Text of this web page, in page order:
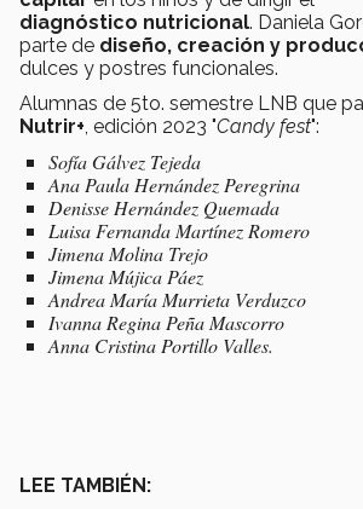
diagnóstico nutricional. Daniela
parte de diseño, creación y
dulces y postres funcionales.
Alumnas de 5to. semestre LNB que
Nutrir+, edición 2023 "Candy fest":
Sofía Gálvez Tejeda
Ana Paula Hernández Peregrina
Denisse Hernández Quemada
Luisa Fernanda Martínez Romero
Jimena Molina Trejo
Jimena Mújica Páez
Andrea María Murrieta Verduzco
Ivanna Regina Peña Mascorro
Anna Cristina Portillo Valles.
LEE TAMBIÉN: